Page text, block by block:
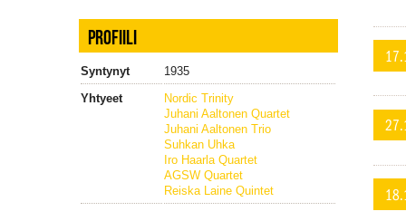
PROFIILI
Syntynyt
1935
Yhtyeet
Nordic Trinity
Juhani Aaltonen Quartet
Juhani Aaltonen Trio
Suhkan Uhka
Iro Haarla Quartet
AGSW Quartet
Reiska Laine Quintet